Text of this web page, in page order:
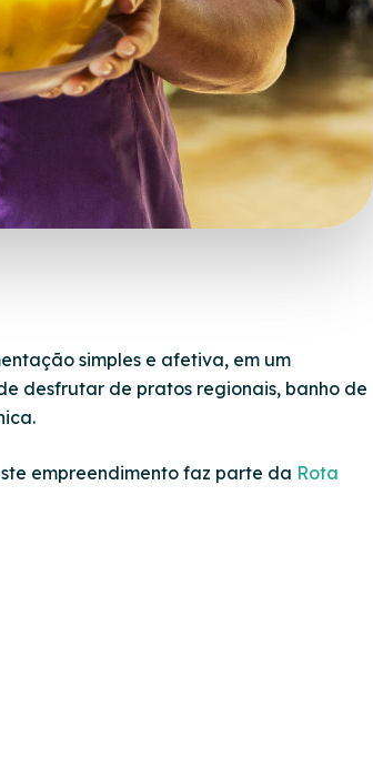
simples e afetiva, em um
desfrutar de pratos regionais, banho de
empreendimento faz parte da Rota